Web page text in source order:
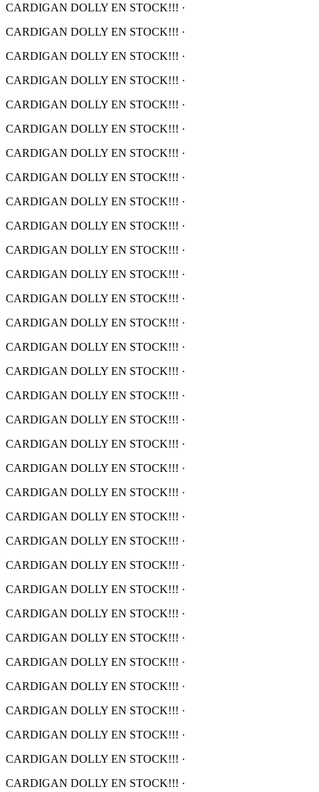
CARDIGAN DOLLY EN STOCK!!! ·
CARDIGAN DOLLY EN STOCK!!! ·
CARDIGAN DOLLY EN STOCK!!! ·
CARDIGAN DOLLY EN STOCK!!! ·
CARDIGAN DOLLY EN STOCK!!! ·
CARDIGAN DOLLY EN STOCK!!! ·
CARDIGAN DOLLY EN STOCK!!! ·
CARDIGAN DOLLY EN STOCK!!! ·
CARDIGAN DOLLY EN STOCK!!! ·
CARDIGAN DOLLY EN STOCK!!! ·
CARDIGAN DOLLY EN STOCK!!! ·
CARDIGAN DOLLY EN STOCK!!! ·
CARDIGAN DOLLY EN STOCK!!! ·
CARDIGAN DOLLY EN STOCK!!! ·
CARDIGAN DOLLY EN STOCK!!! ·
CARDIGAN DOLLY EN STOCK!!! ·
CARDIGAN DOLLY EN STOCK!!! ·
CARDIGAN DOLLY EN STOCK!!! ·
CARDIGAN DOLLY EN STOCK!!! ·
CARDIGAN DOLLY EN STOCK!!! ·
CARDIGAN DOLLY EN STOCK!!! ·
CARDIGAN DOLLY EN STOCK!!! ·
CARDIGAN DOLLY EN STOCK!!! ·
CARDIGAN DOLLY EN STOCK!!! ·
CARDIGAN DOLLY EN STOCK!!! ·
CARDIGAN DOLLY EN STOCK!!! ·
CARDIGAN DOLLY EN STOCK!!! ·
CARDIGAN DOLLY EN STOCK!!! ·
CARDIGAN DOLLY EN STOCK!!! ·
CARDIGAN DOLLY EN STOCK!!! ·
CARDIGAN DOLLY EN STOCK!!! ·
CARDIGAN DOLLY EN STOCK!!! ·
CARDIGAN DOLLY EN STOCK!!! ·